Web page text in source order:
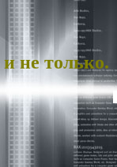
и не только.